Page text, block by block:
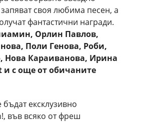
своя любима песен, а
фантастични награди.
Орлин Павлов,
Поли Генова, Роби,
Нова Караиванова, Ирина
и с още от обичаните
ексклузивно
във всяко от фреш